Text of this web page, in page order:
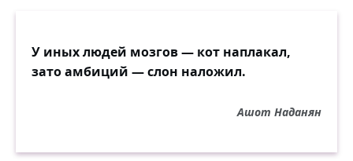
У иных людей мозгов — кот наплакал,
зато амбиций — слон наложил.
Ашот Наданян